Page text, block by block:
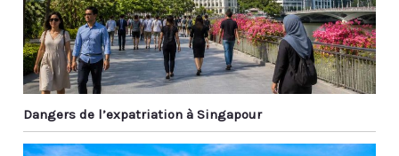
Dangers de l’expatriation à Singapour